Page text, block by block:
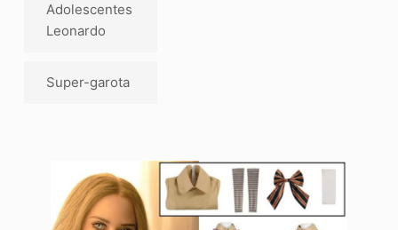
Adolescentes
Leonardo
Super-garota